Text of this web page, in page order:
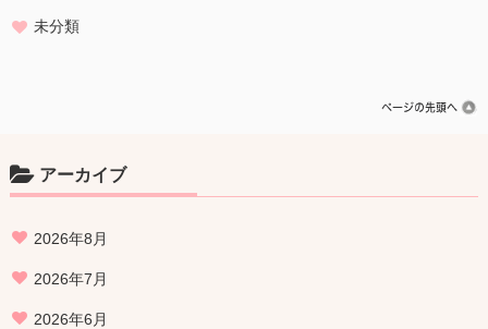
未分類
アーカイブ
2026年8月
2026年7月
2026年6月